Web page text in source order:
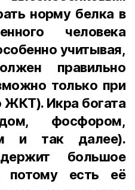
норму белка в
человека
учитывая,
правильно
только при
ЖКТ). Икра богата
фосфором,
и так далее).
большое
потому есть её